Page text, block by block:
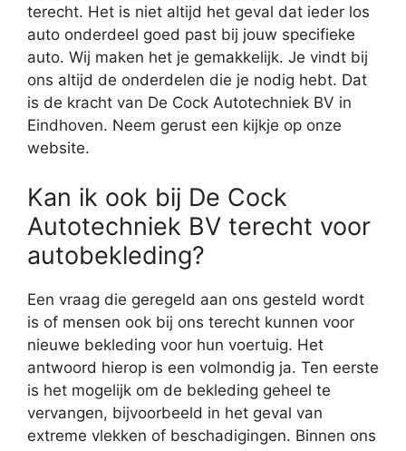
terecht. Het is niet altijd het geval dat ieder los
auto onderdeel goed past bij jouw specifieke
auto. Wij maken het je gemakkelijk. Je vindt bij
ons altijd de onderdelen die je nodig hebt. Dat
is de kracht van De Cock Autotechniek BV in
Eindhoven. Neem gerust een kijkje op onze
website.
Kan ik ook bij De Cock
Autotechniek BV terecht voor
autobekleding?
Een vraag die geregeld aan ons gesteld wordt
is of mensen ook bij ons terecht kunnen voor
nieuwe bekleding voor hun voertuig. Het
antwoord hierop is een volmondig ja. Ten eerste
is het mogelijk om de bekleding geheel te
vervangen, bijvoorbeeld in het geval van
extreme vlekken of beschadigingen. Binnen ons